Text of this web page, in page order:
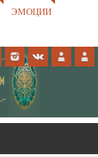
ЭМОЦИИ